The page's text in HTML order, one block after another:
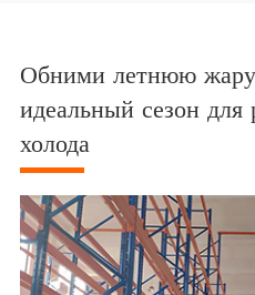
Обними летнюю
идеальный сезон для
холода